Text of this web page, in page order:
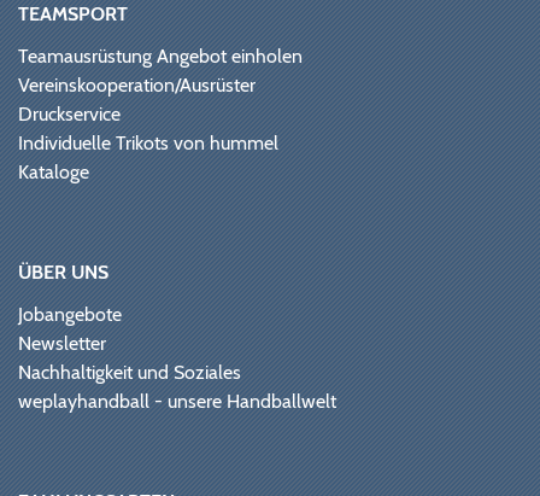
TEAMSPORT
Teamausrüstung Angebot einholen
Vereinskooperation/Ausrüster
Druckservice
Individuelle Trikots von hummel
Kataloge
ÜBER UNS
Jobangebote
Newsletter
Nachhaltigkeit und Soziales
weplayhandball - unsere Handballwelt